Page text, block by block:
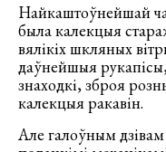
Найкаштоўнейшай
была калекцыя
вялікіх шкляных
даўнейшыя
знаходкі, зброя
калекцыя ракавін.
Але галоўным